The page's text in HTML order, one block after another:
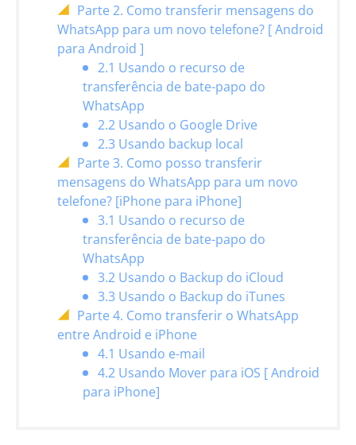
Parte 2. Como transferir mensagens do
WhatsApp para um novo telefone? [ Android
para Android ]
2.1 Usando o recurso de
transferência de bate-papo do
WhatsApp
2.2 Usando o Google Drive
2.3 Usando backup local
Parte 3. Como posso transferir
mensagens do WhatsApp para um novo
telefone? [iPhone para iPhone]
3.1 Usando o recurso de
transferência de bate-papo do
WhatsApp
3.2 Usando o Backup do iCloud
3.3 Usando o Backup do iTunes
Parte 4. Como transferir o WhatsApp
entre Android e iPhone
4.1 Usando e-mail
4.2 Usando Mover para iOS [ Android
para iPhone]